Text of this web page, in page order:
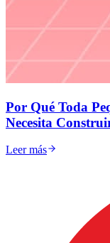
Por Qué Toda
Necesita
Leer más